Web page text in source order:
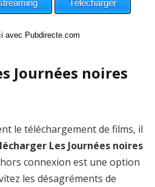
avec Pubdirecte.com
Journées noires
le téléchargement de films, il
Les Journées noires
connexion est une option
les désagréments de